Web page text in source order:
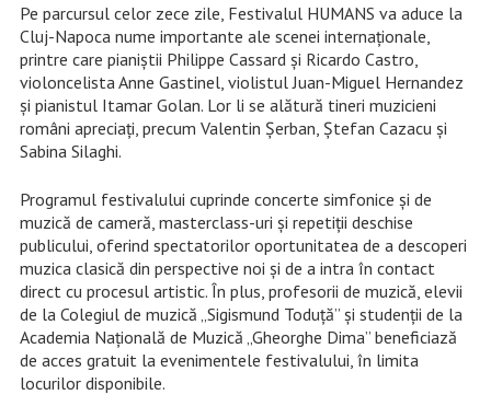
Pe parcursul celor zece zile, Festivalul HUMANS va aduce la
Cluj-Napoca nume importante ale scenei internaționale,
printre care pianiştii Philippe Cassard și Ricardo Castro,
violoncelista Anne Gastinel, violistul Juan-Miguel Hernandez
și pianistul Itamar Golan. Lor li se alătură tineri muzicieni
români apreciați, precum Valentin Șerban, Ștefan Cazacu și
Sabina Silaghi.
Programul festivalului cuprinde concerte simfonice și de
muzică de cameră, masterclass-uri și repetiții deschise
publicului, oferind spectatorilor oportunitatea de a descoperi
muzica clasică din perspective noi și de a intra în contact
direct cu procesul artistic. În plus, profesorii de muzică, elevii
de la Colegiul de muzică „Sigismund Toduță” și studenții de la
Academia Națională de Muzică „Gheorghe Dima” beneficiază
de acces gratuit la evenimentele festivalului, în limita
locurilor disponibile.